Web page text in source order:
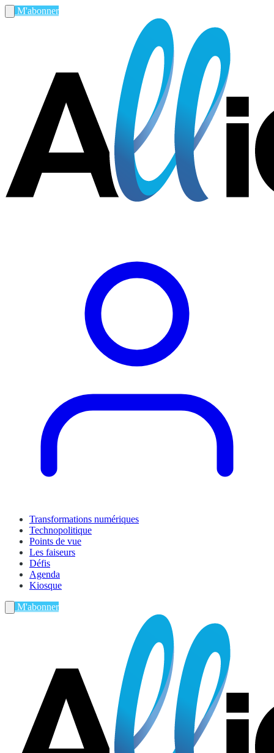
M'abonner
Transformations numériques
Technopolitique
Points de vue
Les faiseurs
Défis
Agenda
Kiosque
M'abonner